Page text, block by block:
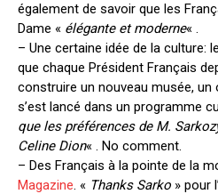
également de savoir que les
Dame « élégante et moderne« .
– Une certaine idée de la culture: le
que chaque Président Français
construire un nouveau musée, un
s’est lancé dans un programme
que les préférences de M.
Celine Dion« . No comment.
– Des Français à la pointe de la
Magazine. « Thanks Sarko » pour